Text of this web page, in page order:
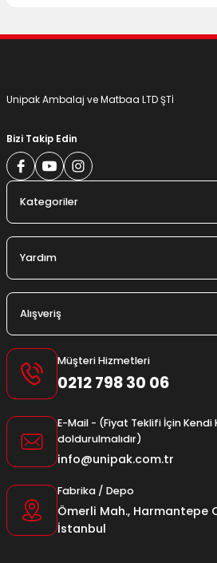
Unipak Ambalaj ve Matbaa LTD ŞTİ
Bizi Takip Edin
Kategoriler
Yardım
Alışveriş
Müşteri Hizmetleri
0212 798 30 06
E-Mail - (Fiyat Teklifi İçin
doldurulmalıdır)
info@unipak.com.tr
Fabrika / Depo
Ömerli Mah., Harmantepe
İstanbul